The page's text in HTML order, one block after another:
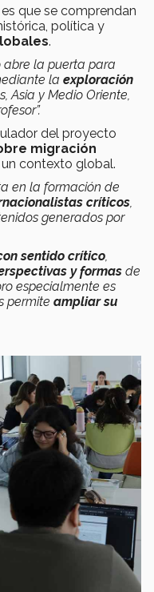
que se comprendan
política y
.
abre la puerta para
la exploración
Asia y Medio Oriente,
del proyecto
migración
contexto global.
en la formación de
críticos,
generados por
sentido crítico,
y formas de
especialmente es
permite ampliar su